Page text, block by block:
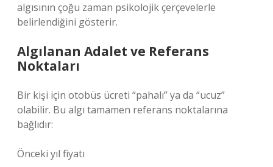
algısının çoğu zaman psikolojik çerçevelerle
belirlendiğini gösterir.
Algılanan Adalet ve Referans
Noktaları
Bir kişi için otobüs ücreti “pahalı” ya da “ucuz”
olabilir. Bu algı tamamen referans noktalarına
bağlıdır:
Önceki yıl fiyatı